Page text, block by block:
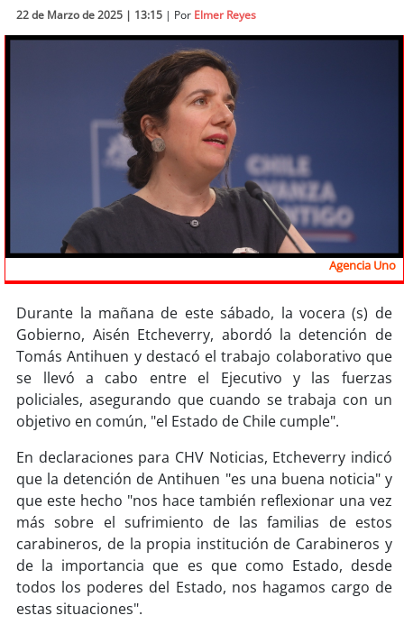
Tecnología
Sostenibilidad
chile
iquique
soycalama
soy antofagasta
soy copiapó
soyvalparaíso
soysanantonio
soychillán
soysancarlos
soytalcahuano
22 de Marzo de 2025 | 13:15 | Por Elmer Reyes
Agencia Uno
Durante la mañana de este sábado, la vocera (s) de
Gobierno, Aisén Etcheverry, abordó la detención de
Tomás Antihuen y destacó el trabajo colaborativo que
se llevó a cabo entre el Ejecutivo y las fuerzas
policiales, asegurando que cuando se trabaja con un
objetivo en común, "el Estado de Chile cumple".
En declaraciones para CHV Noticias, Etcheverry indicó
que la detención de Antihuen "es una buena noticia" y
que este hecho "nos hace también reflexionar una vez
más sobre el sufrimiento de las familias de estos
carabineros, de la propia institución de Carabineros y
de la importancia que es que como Estado, desde
todos los poderes del Estado, nos hagamos cargo de
estas situaciones".